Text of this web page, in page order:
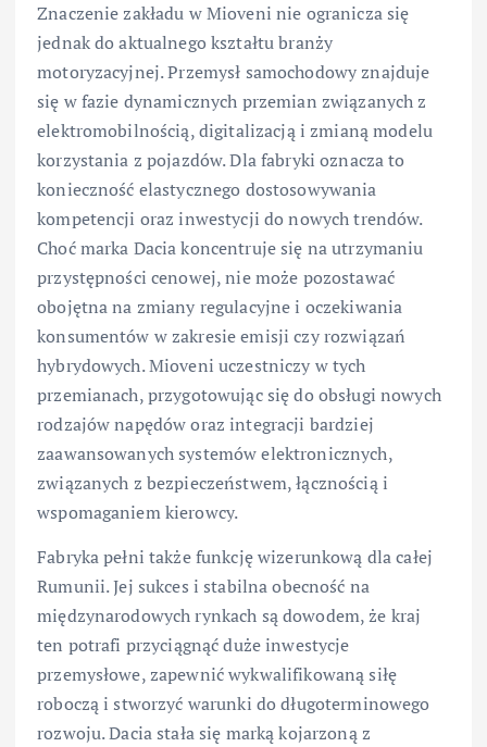
Znaczenie zakładu w Mioveni nie ogranicza się
jednak do aktualnego kształtu branży
motoryzacyjnej. Przemysł samochodowy znajduje
się w fazie dynamicznych przemian związanych z
elektromobilnością, digitalizacją i zmianą modelu
korzystania z pojazdów. Dla fabryki oznacza to
konieczność elastycznego dostosowywania
kompetencji oraz inwestycji do nowych trendów.
Choć marka Dacia koncentruje się na utrzymaniu
przystępności cenowej, nie może pozostawać
obojętna na zmiany regulacyjne i oczekiwania
konsumentów w zakresie emisji czy rozwiązań
hybrydowych. Mioveni uczestniczy w tych
przemianach, przygotowując się do obsługi nowych
rodzajów napędów oraz integracji bardziej
zaawansowanych systemów elektronicznych,
związanych z bezpieczeństwem, łącznością i
wspomaganiem kierowcy.
Fabryka pełni także funkcję wizerunkową dla całej
Rumunii. Jej sukces i stabilna obecność na
międzynarodowych rynkach są dowodem, że kraj
ten potrafi przyciągnąć duże inwestycje
przemysłowe, zapewnić wykwalifikowaną siłę
roboczą i stworzyć warunki do długoterminowego
rozwoju. Dacia stała się marką kojarzoną z